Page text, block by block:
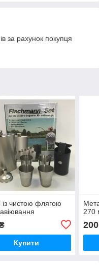
за рахунок покупця
із чистою флягою
Купити
270
200